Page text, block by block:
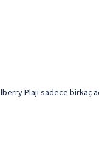
Plajı sadece